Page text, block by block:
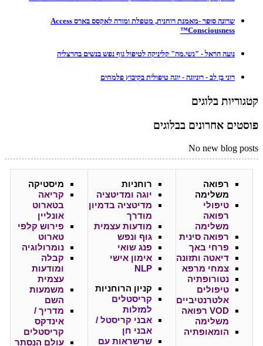
שרונה סופר -מאמנת רוחנית, מטפלת ומורה לאקסס בארס Access
Consciousness™
נועה הראל - "נשי.מה" קליניקה לטיפול גוף נפש בנשים בהרצליה
רוני בן לב - רוניוגה - יוגה טיפולית בקיבוץ פלמחים
קטגוריות בלוגים
פוסטים אחרונים בבלוגים
No new blog posts
רפואה
משלימה
טיפולי
רפואה
משלימה
רפואה סינית
פרחי באך
דיאטה ותזונה
צמחי מרפא
נטורופתיה
טיפולים
אלטרנטיביים
VOD רפואה
משלימה
הומאופתיה
רוחניות
יוגה ומדיטציה
מדיטציה בדמיון
מודרך
מודעות עצמית
גוף ונפש
פנג שואי
אימון אישי
NLP
קניון הרוחניות
קריסטלים
למזלות
אבני קריסטל /
אבני חן
שרשראות עם
מיסטיקה
קריאה
בטארוט
אונליין
פירוש קלפי
טארוט
נומרולוגיה
קבלה
ומודעות
עצמית
משמעות
השם
מדריך /
אינדקס
קריסטלים
עולם הנסתר